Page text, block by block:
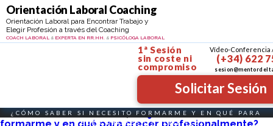
Orientacion personal y profesional
Orientación Laboral Coaching
Orientación Laboral para Encontrar Trabajo y
Elegir Profesión a través del Coaching
MAYTE SANTIBÁÑEZ
COACH LABORAL & EXPERTA EN RR.HH. & PSICÓLOGA LABORAL
Vídeo-Conferencia
1ª Sesión
sin coste ni
compromiso
(+34) 622
Solicitar Sesión
Ir al contenido
¿CÓMO SABER SI NECESITO FORMARME Y EN QUÉ PARA
CRECER PROFESIONALMENTE?
Publicado el26 abril, 2024en¿Cómo saber si necesito